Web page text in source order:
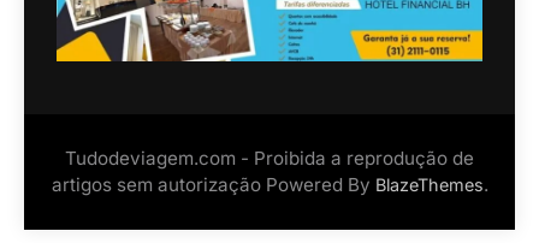
Tudodeviagem.com - Proibida a reprodução de
artigos sem autorização Powered By BlazeThemes.